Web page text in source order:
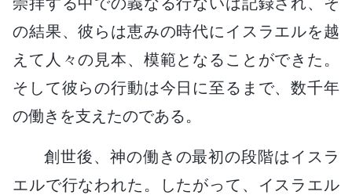
の結果、彼らは恵みの時代にイスラエルを越
えて人々の見本、模範となることができた。
そして彼らの行動は今日に至るまで、数千年
の働きを支えたのである。
創世後、神の働きの最初の段階はイスラ
エルで行なわれた。したがって、イスラエル